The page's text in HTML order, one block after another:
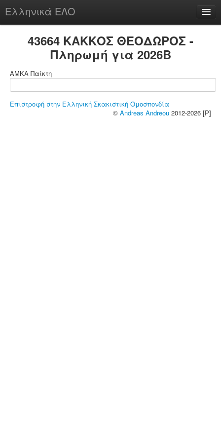
Ελληνικά ΕΛΟ
chesstu.be @ discord
43664 ΚΑΚΚΟΣ ΘΕΟΔΩΡΟΣ -
Πληρωμή για 2026B
ΑΜΚΑ Παίκτη
Επιστροφή στην Ελληνική Σκακιστική Ομοσπονδία
© Andreas Andreou 2012-2026 [P]